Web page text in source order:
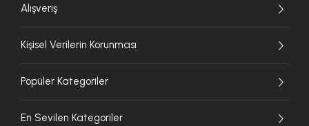
Alışveriş
Kişisel Verilerin Korunması
Popüler Kategoriler
En Sevilen Kategoriler